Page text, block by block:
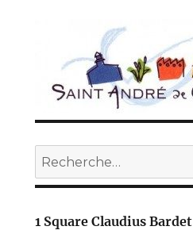
Recherche
pour :
1 Square Claudius Bardet